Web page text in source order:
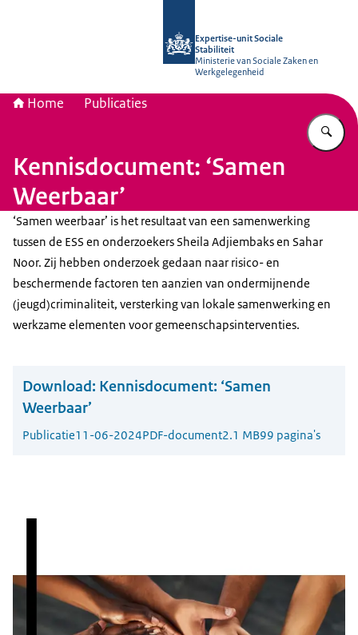
Expertise-unit Sociale
Stabiliteit
Ministerie van Sociale Zaken en
Werkgelegenheid
Home Publicaties
Kennisdocument: ‘Samen
Weerbaar’
‘Samen weerbaar’ is het resultaat van een samenwerking
tussen de ESS en onderzoekers Sheila Adjiembaks en Sahar
Noor. Zij hebben onderzoek gedaan naar risico- en
beschermende factoren ten aanzien van ondermijnende
(jeugd)criminaliteit, versterking van lokale samenwerking en
werkzame elementen voor gemeenschapsinterventies.
Download: Kennisdocument: ‘Samen
Weerbaar’
Publicatie11-06-2024PDF-document2.1 MB99 pagina's